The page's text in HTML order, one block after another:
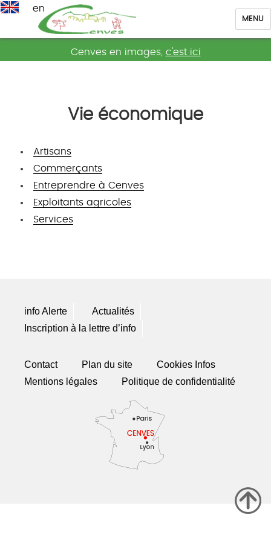
en
Cenves
MENU
Cenves en images, c'est ici
Vie économique
Artisans
Commerçants
Entreprendre à Cenves
Exploitants agricoles
Services
info Alerte
Actualités
Inscription à la lettre d’info
Contact Plan du site
Cookies Infos
Mentions légales
Politique de confidentialité